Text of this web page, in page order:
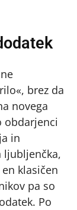
brez da
novega
obdarjenci
in
ljubljenčka,
klasičen
pa so
Po